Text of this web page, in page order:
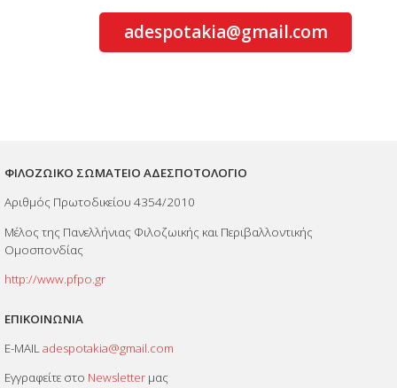
adespotakia@gmail.com
ΦΙΛΟΖΩΙΚΟ ΣΩΜΑΤΕΙΟ ΑΔΕΣΠΟΤΟΛΟΓΙΟ
Αριθμός Πρωτοδικείου 4354/2010
Μέλος της Πανελλήνιας Φιλοζωικής και Περιβαλλοντικής
Ομοσπονδίας
http://www.pfpo.gr
ΕΠΙΚΟΙΝΩΝΙΑ
E-MAILadespotakia@gmail.com
Εγγραφείτε στο Newsletterμας